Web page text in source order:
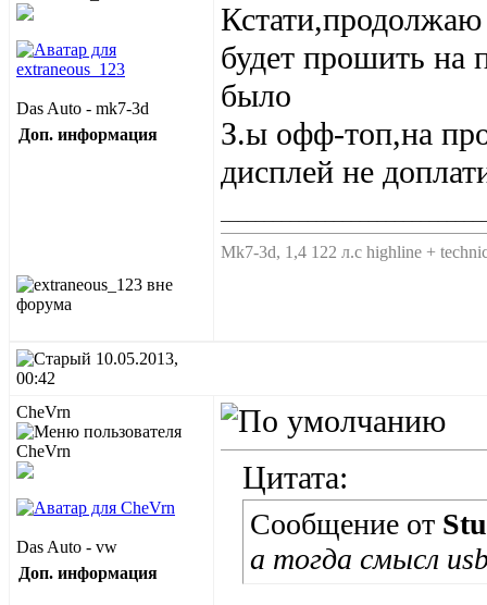
Das Auto - mk7-3d
Доп. информация
будет прошить на
было
З.ы офф-топ,на
дисплей не
Мk7-3d, 1,4 122 л.с highline +
10.05.2013,
00:42
CheVrn
Das Auto - vw
Доп. информация
Цитата:
Сообщение от
а тогда смысл